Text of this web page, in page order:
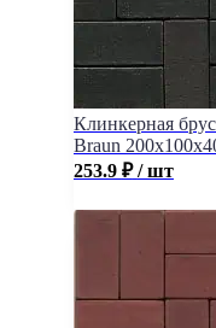
Клинкерная
Braun
253.9 ₽ / шт